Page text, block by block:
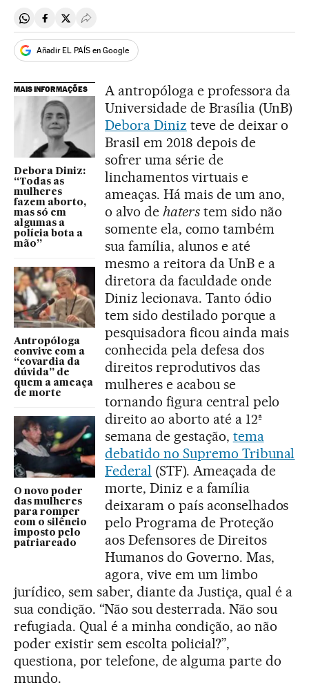
Compartir en Whatsapp
Compartir en Facebook
Compartir en Twitter
Desplegar Redes Sociales
Añadir EL PAÍS en Google
MAIS INFORMAÇÕES
Debora Diniz:
“Todas as
mulheres
fazem aborto,
mas só em
algumas a
polícia bota a
mão”
Antropóloga
convive com a
“covardia da
dúvida” de
quem a ameaça
de morte
O novo poder
das mulheres
para romper
com o silêncio
imposto pelo
patriarcado
A antropóloga e professora da
Universidade de Brasília (UnB)
Debora Diniz teve de deixar o
Brasil em 2018 depois de
sofrer uma série de
linchamentos virtuais e
ameaças. Há mais de um ano,
o alvo de haterstem sido não
somente ela, como também
sua família, alunos e até
mesmo a reitora da UnB e a
diretora da faculdade onde
Diniz lecionava. Tanto ódio
tem sido destilado porque a
pesquisadora ficou ainda mais
conhecida pela defesa dos
direitos reprodutivos das
mulheres e acabou se
tornando figura central pelo
direito ao aborto até a 12ª
semana de gestação, tema
debatido no Supremo Tribunal
Federal (STF). Ameaçada de
morte, Diniz e a família
deixaram o país aconselhados
pelo Programa de Proteção
aos Defensores de Direitos
Humanos do Governo. Mas,
agora, vive em um limbo
jurídico, sem saber, diante da Justiça, qual é a
sua condição. “Não sou desterrada. Não sou
refugiada. Qual é a minha condição, ao não
poder existir sem escolta policial?”,
questiona, por telefone, de alguma parte do
mundo.